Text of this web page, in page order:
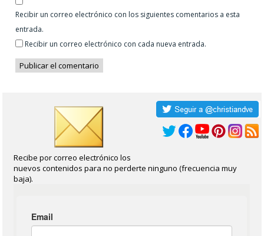
Recibir un correo electrónico con los siguientes comentarios a esta
entrada.
Recibir un correo electrónico con cada nueva entrada.
Recibe por correo electrónico los
nuevos contenidos para no perderte ninguno (frecuencia muy
baja).